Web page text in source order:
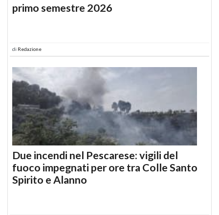
primo semestre 2026
di Redazione
Due incendi nel Pescarese: vigili del
fuoco impegnati per ore tra Colle Santo
Spirito e Alanno